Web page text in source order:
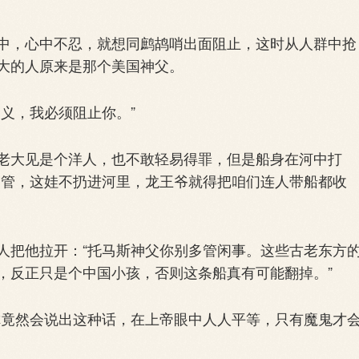
中不忍，就想同鹧鸪哨出面阻止，这时从人群中抢
人原来是那个美国神父。
我必须阻止你。”
是个洋人，也不敢轻易得罪，但是船身在河中打
，这娃不扔进河里，龙王爷就得把咱们连人带船都收
拉开：“托马斯神父你别多管闲事。这些古老东方
正只是个中国小孩，否则这条船真有可能翻掉。”
会说出这种话，在上帝眼中人人平等，只有魔鬼才